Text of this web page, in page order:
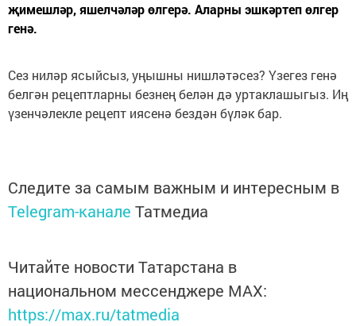
җимешләр, яшелчәләр өлгерә. Аларны эшкәртеп өлгер
генә.
Сез ниләр ясыйсыз, уңышны нишләтәсез? Үзегез генә
белгән рецептларны безнең белән дә уртаклашыгыз. Иң
үзенчәлекле рецепт иясенә бездән бүләк бар.
Следите за самым важным и интересным в
Telegram-канале Татмедиа
Читайте новости Татарстана в
национальном мессенджере MАХ:
https://max.ru/tatmedia